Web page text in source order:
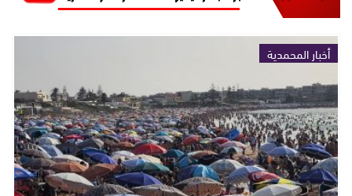
أخبار المحمدية